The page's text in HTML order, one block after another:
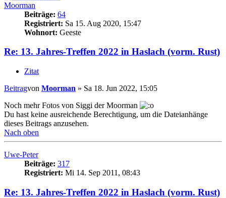
Moorman
Beiträge: 64
Registriert: Sa 15. Aug 2020, 15:47
Wohnort: Geeste
Re: 13. Jahres-Treffen 2022 in Haslach (vorm. Rust)
Zitat
Beitragvon Moorman » Sa 18. Jun 2022, 15:05
Noch mehr Fotos von Siggi der Moorman
Du hast keine ausreichende Berechtigung, um die Dateianhänge
dieses Beitrags anzusehen.
Nach oben
Uwe-Peter
Beiträge: 317
Registriert: Mi 14. Sep 2011, 08:43
Re: 13. Jahres-Treffen 2022 in Haslach (vorm. Rust)